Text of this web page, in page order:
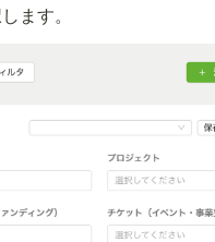
ます。